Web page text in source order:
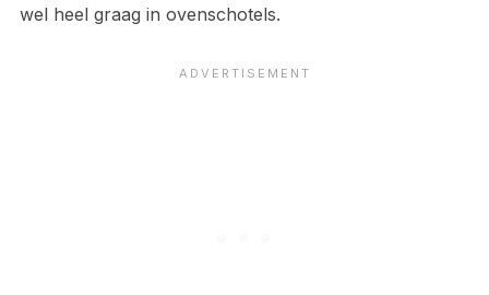
wel heel graag in ovenschotels.